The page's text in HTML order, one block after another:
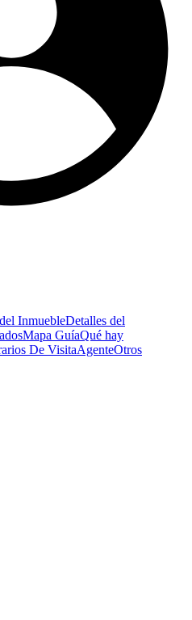
InmuebleDetalles del
Mapa GuíaQué hay
De VisitaAgenteOtros